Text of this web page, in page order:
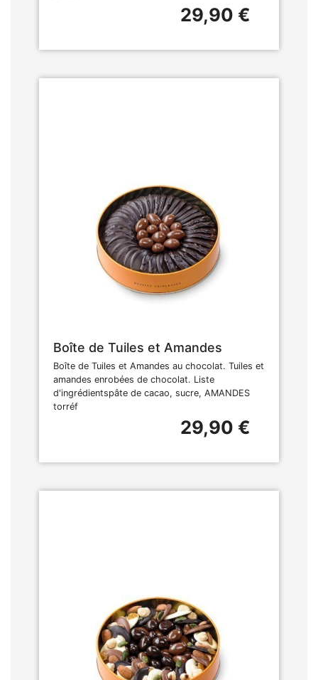
29,90 €
Boîte de Tuiles et Amandes
Boîte de Tuiles et Amandes au chocolat. Tuiles et
amandes enrobées de chocolat. Liste
d'ingrédientspâte de cacao, sucre, AMANDES
torréf
29,90 €